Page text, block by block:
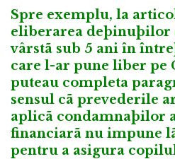
Spre exemplu, la
eliberarea deþinuþilor
vârstã sub 5 ani în
care l-ar pune liber pe
puteau completa
sensul cã prevederile
aplicã condamnaþilor
financiarã nu impune
pentru a asigura